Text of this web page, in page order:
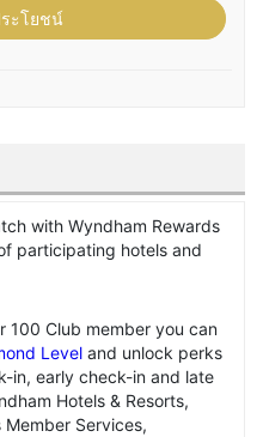
ะโยชน์
with Wyndham Rewards
participating hotels and
100 Club member you can
Level and unlock perks
in, early check-in and late
Hotels & Resorts,
Services,